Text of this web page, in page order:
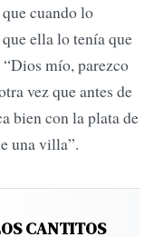
cuando lo
ella lo tenía que
mío, parezco
vez que antes de
bien con la plata de
una villa”.
CANTITOS